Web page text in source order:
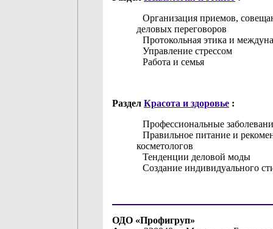
Организация приемов,
деловых переговоров
Протокольная этика и
Управление стрессом
Работа и семья
Раздел Красота и здоровье :
Профессиональные
Правильное питание и
косметологов
Тенденции деловой моды
Создание индивидуального
ОДО «Профигруп»